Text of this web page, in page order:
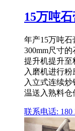
15万吨
年产15万吨
300mm尺寸
提升机提升至
入磨机进行
入立式连续
温送入熟料仓
联系电话: 180